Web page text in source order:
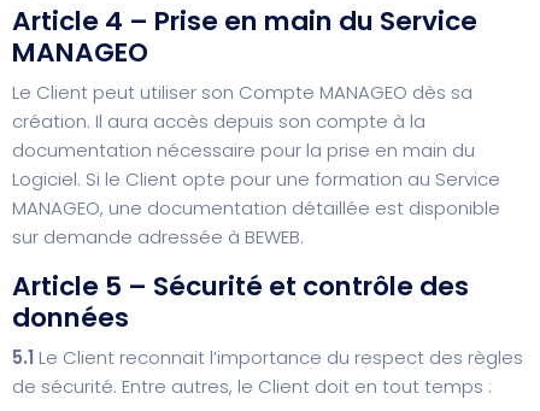
Article 4 – Prise en main du Service
MANAGEO
Le Client peut utiliser son Compte MANAGEO dès sa
création. Il aura accès depuis son compte à la
documentation nécessaire pour la prise en main du
Logiciel. Si le Client opte pour une formation au Service
MANAGEO, une documentation détaillée est disponible
sur demande adressée à BEWEB.
Article 5 – Sécurité et contrôle des
données
5.1 Le Client reconnait l’importance du respect des règles
de sécurité. Entre autres, le Client doit en tout temps :